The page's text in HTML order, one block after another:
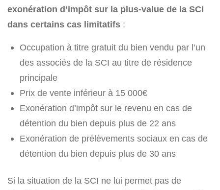
exonération d’impôt sur la plus-value de la SCI
dans certains cas limitatifs :
Occupation à titre gratuit du bien vendu par l’un
des associés de la SCI au titre de résidence
principale
Prix de vente inférieur à 15 000€
Exonération d’impôt sur le revenu en cas de
détention du bien depuis plus de 22 ans
Exonération de prélèvements sociaux en cas de
détention du bien depuis plus de 30 ans
Si la situation de la SCI ne lui permet pas de